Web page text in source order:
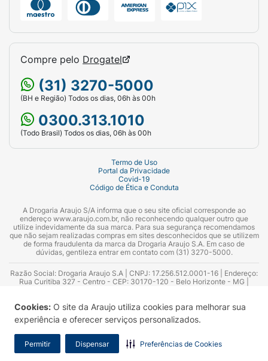
Cookies: O site da Araujo utiliza cookies para melhorar sua
experiência e oferecer serviços personalizados.
Permitir Dispensar Preferências de Cookies
Compre pelo Drogatel
(31) 3270-5000
(BH e Região) Todos os dias, 06h às 00h
0300.313.1010
(Todo Brasil) Todos os dias, 06h às 00h
Termo de Uso
Portal da Privacidade
Covid-19
Código de Ética e Conduta
A Drogaria Araujo S/A informa que o seu site oficial corresponde ao
endereço www.araujo.com.br, não reconhecendo qualquer outro que
utilize indevidamente da sua marca. Para sua segurança recomendamos
que não sejam realizadas compras em sites desconhecidos que se utilizem
de forma fraudulenta da marca da Drogaria Araujo S.A. Em caso de
dúvidas, gentileza entrar em contato com (31) 3270-5000.
Razão Social: Drogaria Araujo S.A | CNPJ: 17.256.512.0001-16 | Endereço:
Rua Curitiba 327 - Centro - CEP: 30170-120 - Belo Horizonte - MG |
Azevedo Guimarães – CRF 10.965 | Yasmin Silva Alvarenga – CRF 52.584 -
Consultor substituto: Thiago Aguiar Pinheiro - CRF Nº 13.748. Alvará
Sanitário: 2025020713 | Autorização de Funcionamento da Empresa (AFE):